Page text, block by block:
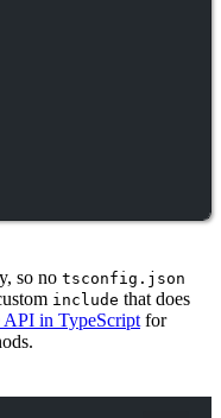
so no tsconfig.json
include that does
API in TypeScript for